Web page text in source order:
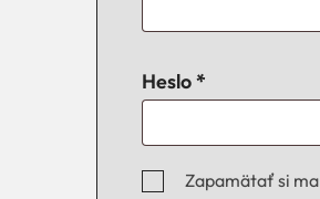
Heslo*
Zapamätať si ma